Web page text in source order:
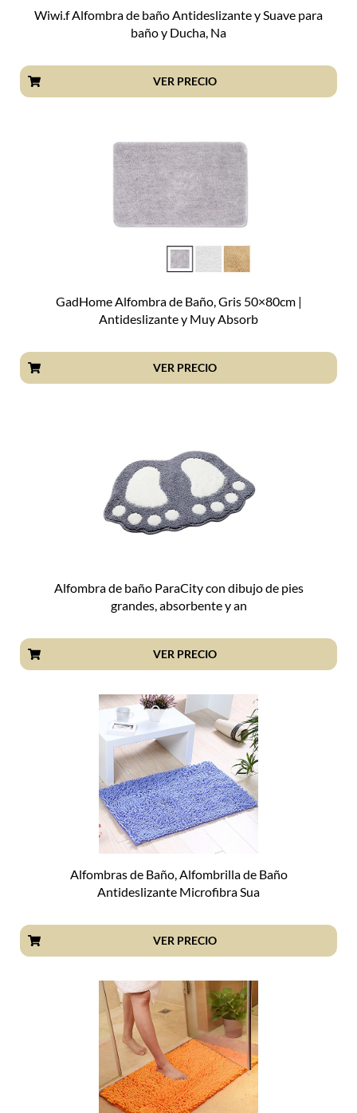
Wiwi.f Alfombra de baño Antideslizante y Suave para
baño y Ducha, Na
VER PRECIO
GadHome Alfombra de Baño, Gris 50×80cm |
Antideslizante y Muy Absorb
VER PRECIO
Alfombra de baño ParaCity con dibujo de pies
grandes, absorbente y an
VER PRECIO
Alfombras de Baño, Alfombrilla de Baño
Antideslizante Microfibra Sua
VER PRECIO